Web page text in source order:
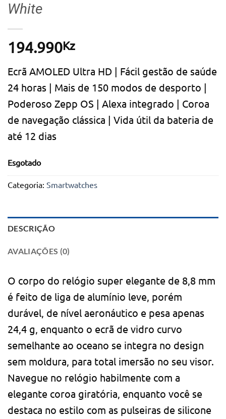
White
194.990Kz
Ecrã AMOLED Ultra HD | Fácil gestão de saúde
24 horas | Mais de 150 modos de desporto |
Poderoso Zepp OS | Alexa integrado | Coroa
de navegação clássica | Vida útil da bateria de
até 12 dias
Esgotado
Categoria: Smartwatches
DESCRIÇÃO
AVALIAÇÕES (0)
O corpo do relógio super elegante de 8,8 mm
é feito de liga de alumínio leve, porém
durável, de nível aeronáutico e pesa apenas
24,4 g, enquanto o ecrã de vidro curvo
semelhante ao oceano se integra no design
sem moldura, para total imersão no seu visor.
Navegue no relógio habilmente com a
elegante coroa giratória, enquanto você se
destaca no estilo com as pulseiras de silicone